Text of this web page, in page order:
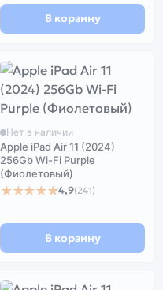
В корзину
Нет в наличии
Apple iPad Air 11 (2024)
256Gb Wi-Fi Purple
(Фиолетовый)
★★★★★4,9(241)
В корзину